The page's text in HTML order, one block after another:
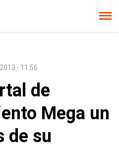
- 11:56
de
Mega un
de su